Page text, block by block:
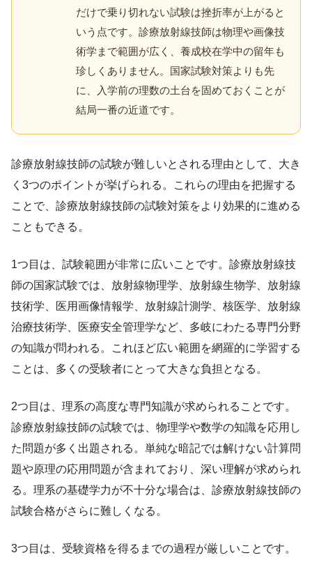
だけで乗り切れない試験は挫折率が上がると
いう点です。診療放射線技師は物理や画像技
術学まで範囲が広く、養成校在学中の留年も
珍しくありません。国家試験対策よりも先
に、入学前の理数の土台を固めておくことが
結局一番の近道です。
診療放射線技師の試験が難しいとされる理由として、大き
く3つのポイントが挙げられる。これらの理由を把握する
ことで、診療放射線技師の試験対策をより効果的に進める
こともできる。
1つ目は、試験範囲が非常に広いことです。診療放射線技
師の国家試験では、放射線物理学、放射線生物学、放射線
技術学、医用画像情報学、放射線計測学、核医学、放射線
治療技術学、医療安全管理学など、多岐にわたる専門分野
の知識が問われる。これほど広い範囲を網羅的に学習する
ことは、多くの受験者にとって大きな負担となる。
2つ目は、理系の高度な専門知識が求められることです。
診療放射線技師の試験では、物理学や数学の知識を応用し
た問題が多く出題される。単純な暗記では解けない計算問
題や原理の応用問題が含まれており、深い理解が求められ
る。理系の基礎学力が不十分な場合は、診療放射線技師の
試験合格がさらに難しくなる。
3つ目は、受験資格を得るまでの過程が厳しいことです。